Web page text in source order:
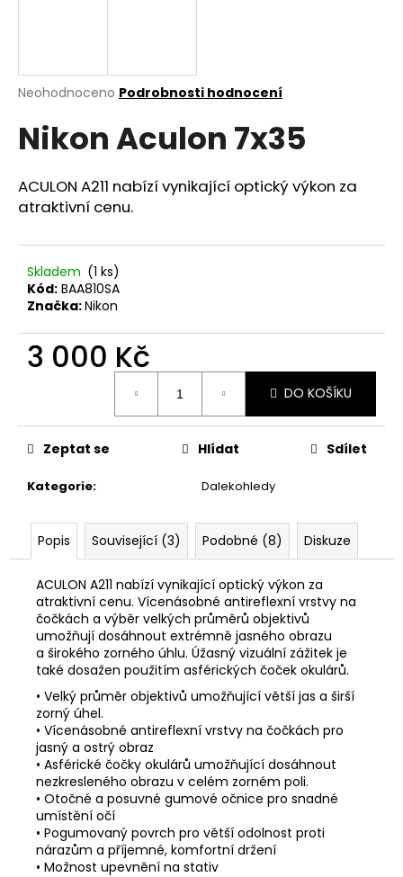
Průměrné
produktu
je
z
5
hvězdiček.
Neohodnoceno Podrobnosti hodnocení
Nikon Aculon 7x35
ACULON A211 nabízí vynikající optický výkon za
atraktivní cenu.
Skladem (1 ks)
Kód: BAA810SA
Značka:Nikon
3 000 Kč
DO KOŠÍKU
Kategorie: Dalekohledy
Zeptat se Hlídat Sdílet
Popis Související (3) Podobné (8) Diskuze
ACULON A211 nabízí vynikající optický výkon za
atraktivní cenu. Vícenásobné antireflexní vrstvy na
čočkách a výběr velkých průměrů objektivů
umožňují dosáhnout extrémně jasného obrazu
a širokého zorného úhlu. Úžasný vizuální zážitek je
také dosažen použitím asférických čoček okulárů.
• Velký průměr objektivů umožňující větší jas a širší
zorný úhel.
• Vícenásobné antireflexní vrstvy na čočkách pro
jasný a ostrý obraz
• Asférické čočky okulárů umožňující dosáhnout
nezkresleného obrazu v celém zorném poli.
• Otočné a posuvné gumové očnice pro snadné
umístění očí
• Pogumovaný povrch pro větší odolnost proti
nárazům a příjemné, komfortní držení
• Možnost upevnění na stativ
í
t
D
o
p
o
u
m
DÁRKOVÝ
(DO
POZNÁMKY
NAPSAT
JMÉNO
OBDAROVANÉHO)
500